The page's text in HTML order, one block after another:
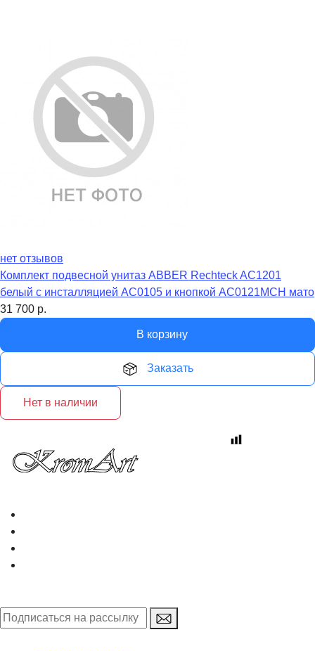
нет отзывов
Комплект подвесной унитаз ABBER Rechteck AC1201
белый с инсталляцией AC0105 и кнопкой AC0121MCH мато
31 700 р.
В корзину
Заказать
Нет в наличии